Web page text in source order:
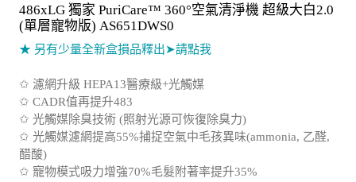
486xLG 獨家 PuriCare™ 360°空氣清淨機 超級大白2.0
(單層寵物版) AS651DWS0
★ 另有少量全新盒損品釋出➤請點我
✩ 濾網升級 HEPA13醫療級+光觸媒
✩ CADR值再提升483
✩ 光觸媒除臭技術 (照射光源可恢復除臭力)
✩ 光觸媒濾網提高55%捕捉空氣中毛孩異味(ammonia, 乙醛,
醋酸)
✩ 寵物模式吸力增強70%毛髮附著率提升35%